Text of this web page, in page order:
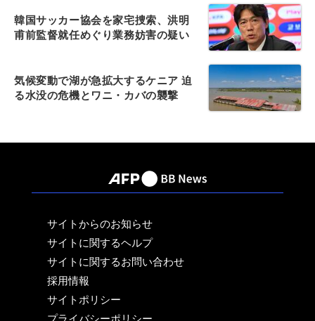
韓国サッカー協会を家宅捜索、洪明
甫前監督就任めぐり業務妨害の疑い
気候変動で湖が急拡大するケニア 迫
る水没の危機とワニ・カバの襲撃
サイトからのお知らせ
サイトに関するヘルプ
サイトに関するお問い合わせ
採用情報
サイトポリシー